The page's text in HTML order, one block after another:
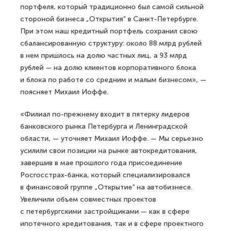
портфеля, который традиционно был самой сильной
стороной бизнеса „Открытия“ в Санкт-Петербурге.
При этом наш кредитный портфель сохранил свою
сбалансированную структуру: около 88 млрд рублей
в нем пришлось на долю частных лиц, а 93 млрд
рублей — на долю клиентов корпоративного блока
и блока по работе со средним и малым бизнесом», —
поясняет Михаил Иоффе.
«Филиал по-прежнему входит в пятерку лидеров
банковского рынка Петербурга и Ленинградской
области, — уточняет Михаил Иоффе. — Мы серьезно
усилили свои позиции на рынке автокредитования,
завершив в мае прошлого года присоединение
Росгосстрах-банка, который специализировался
в финансовой группе „Открытие“ на автобизнесе.
Увеличили объем совместных проектов
с петербургскими застройщиками — как в сфере
ипотечного кредитования, так и в сфере проектного